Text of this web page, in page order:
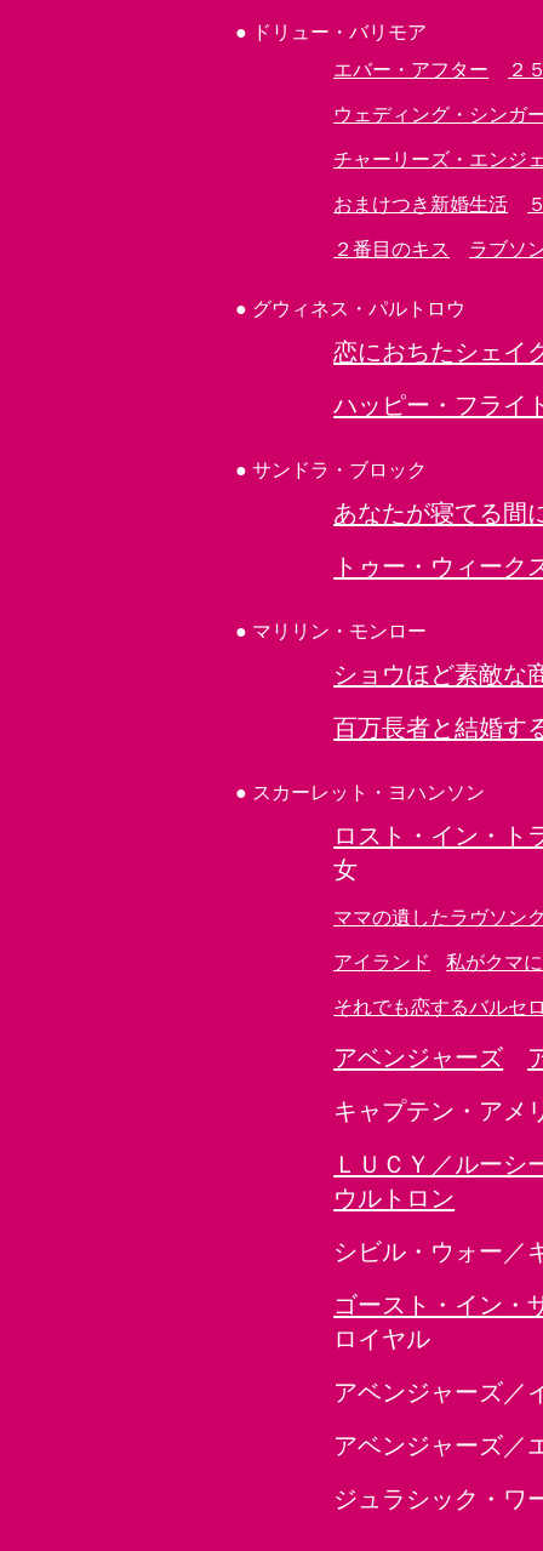
● ドリュー・バリモア
エバー・アフター
２
ウェディング・シンガ
チャーリーズ・エンジ
おまけつき新婚生活
２番目のキス ラブソ
● グウィネス・パルトロウ
恋におちたシェイ
ハッピー・フライ
●サンドラ・ブロック
あなたが寝てる間
トゥー・ウィーク
● マリリン・モンロー
ショウほど素敵な
百万長者と結婚す
● スカーレット・ヨハンソン
ロスト・イン・ト
女
ママの遺したラヴソン
アイランド 私がクマ
それでも恋するバルセ
アベンジャーズ
キャプテン・ア
ＬＵＣＹ／ルーシ
ウルトロン
シビル・ウォー
ゴースト・イン・
ロイヤル
アベンジャーズ／
アベンジャーズ
ジュラシック・ワ